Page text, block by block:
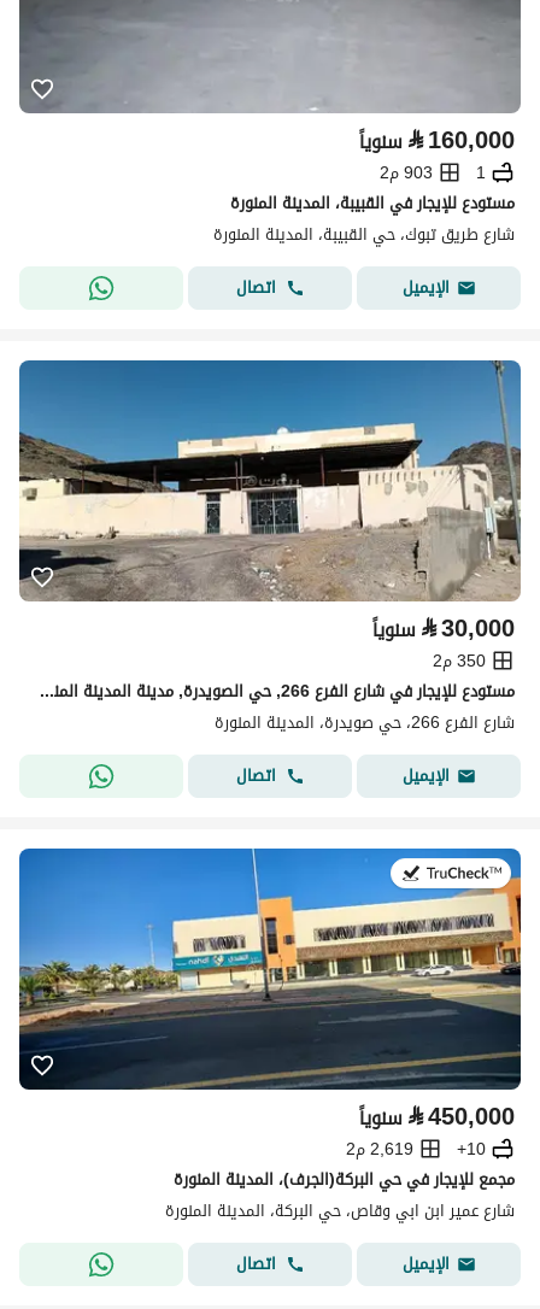
⃁160,000 سنوياً
1
903 م2
مستودع للإيجار في القبيبة، المدينة المنورة
شارع طريق تبوك، حي القبيبة، المدينة المنورة
الإيميل
اتصال
⃁30,000 سنوياً
350 م2
مستودع للإيجار في شارع الفرع 266, حي الصويدرة, مدينة المدينة المنورة, منطقة المدينة المنورة
شارع الفرع 266، حي صويدرة، المدينة المنورة
الإيميل
اتصال
⃁450,000 سنوياً
10+
2,619 م2
مجمع للإيجار في حي البركة(الجرف)، المدينة المنورة
شارع عمير ابن ابي وقاص، حي البركة، المدينة المنورة
الإيميل
اتصال